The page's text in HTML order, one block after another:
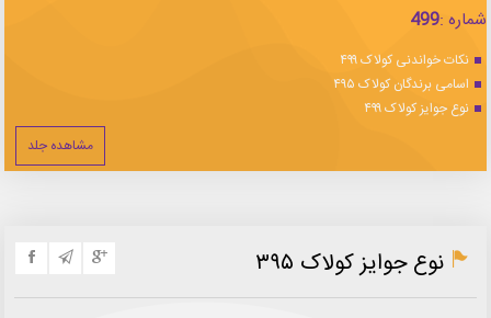
شماره :499
نکات خواندنی کولاک ۴۹۹
اسامی برندگان کولاک ۴۹۵
نوع جوایز کولاک ۴۹۹
مشاهده جلد
نوع جوایز کولاک ۳۹۵